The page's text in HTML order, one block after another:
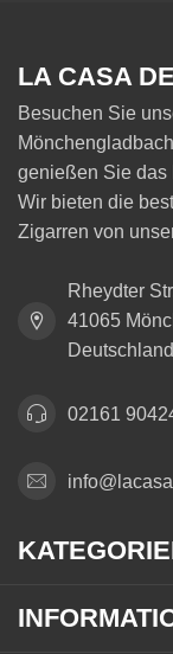
LA CASA
Besuchen Sie
genießen Sie das
Wir bieten die
Zigarren von
Rheydter
41065
Deutschland
02161